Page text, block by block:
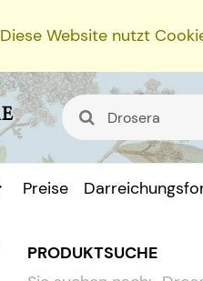
Diese Website nutzt
Preise
PRODUKTSUCHE